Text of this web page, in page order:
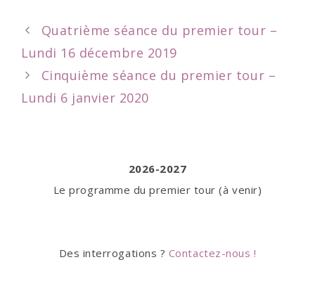
Post
navigation
Quatrième séance du premier tour –
Lundi 16 décembre 2019
Cinquième séance du premier tour –
Lundi 6 janvier 2020
2026-2027
Le programme du premier tour (à venir)
Des interrogations ? Contactez-nous !